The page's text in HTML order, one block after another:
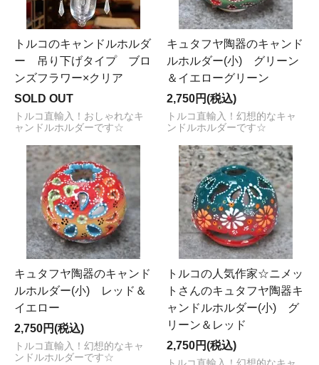
トルコのキャンドルホルダ
ー 吊り下げタイプ ブロ
ンズフラワー×クリア
SOLD OUT
トルコ直輸入！おしゃれなキ
ャンドルホルダーです☆
キュタフヤ陶器のキャンド
ルホルダー(小) グリーン
＆イエローグリーン
2,750円(税込)
トルコ直輸入！幻想的なキャ
ンドルホルダーです☆
キュタフヤ陶器のキャンド
ルホルダー(小) レッド＆
イエロー
2,750円(税込)
トルコ直輸入！幻想的なキャ
ンドルホルダーです☆
トルコの人気作家☆ニメッ
トさんのキュタフヤ陶器キ
ャンドルホルダー(小) グ
リーン＆レッド
2,750円(税込)